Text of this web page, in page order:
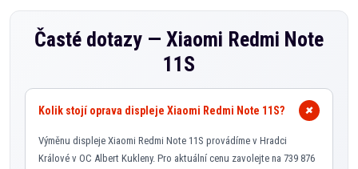
Časté dotazy — Xiaomi Redmi Note
11S
Kolik stojí oprava displeje Xiaomi Redmi Note 11S?
Výměnu displeje Xiaomi Redmi Note 11S provádíme v Hradci
Králové v OC Albert Kukleny. Pro aktuální cenu zavolejte na 739 876